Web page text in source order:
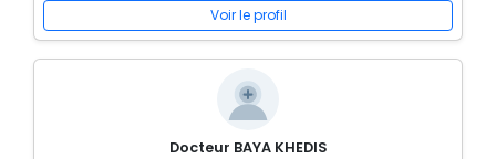
Voir le profil
Docteur BAYA KHEDIS